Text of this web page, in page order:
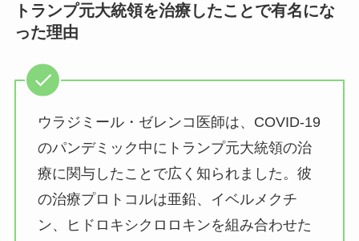
トランプ元大統領を治療したことで有名にな
った理由
ウラジミール・ゼレンコ医師は、COVID-19
のパンデミック中にトランプ元大統領の治
療に関与したことで広く知られました。彼
の治療プロトコルは亜鉛、イベルメクチ
ン、ヒドロキシクロロキンを組み合わせた